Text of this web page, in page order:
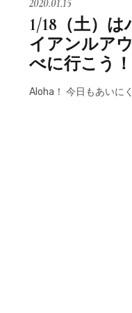
2020.01.15
1/18（土）は
イアンルア
べに行こう！
Aloha！ 今日もあいに